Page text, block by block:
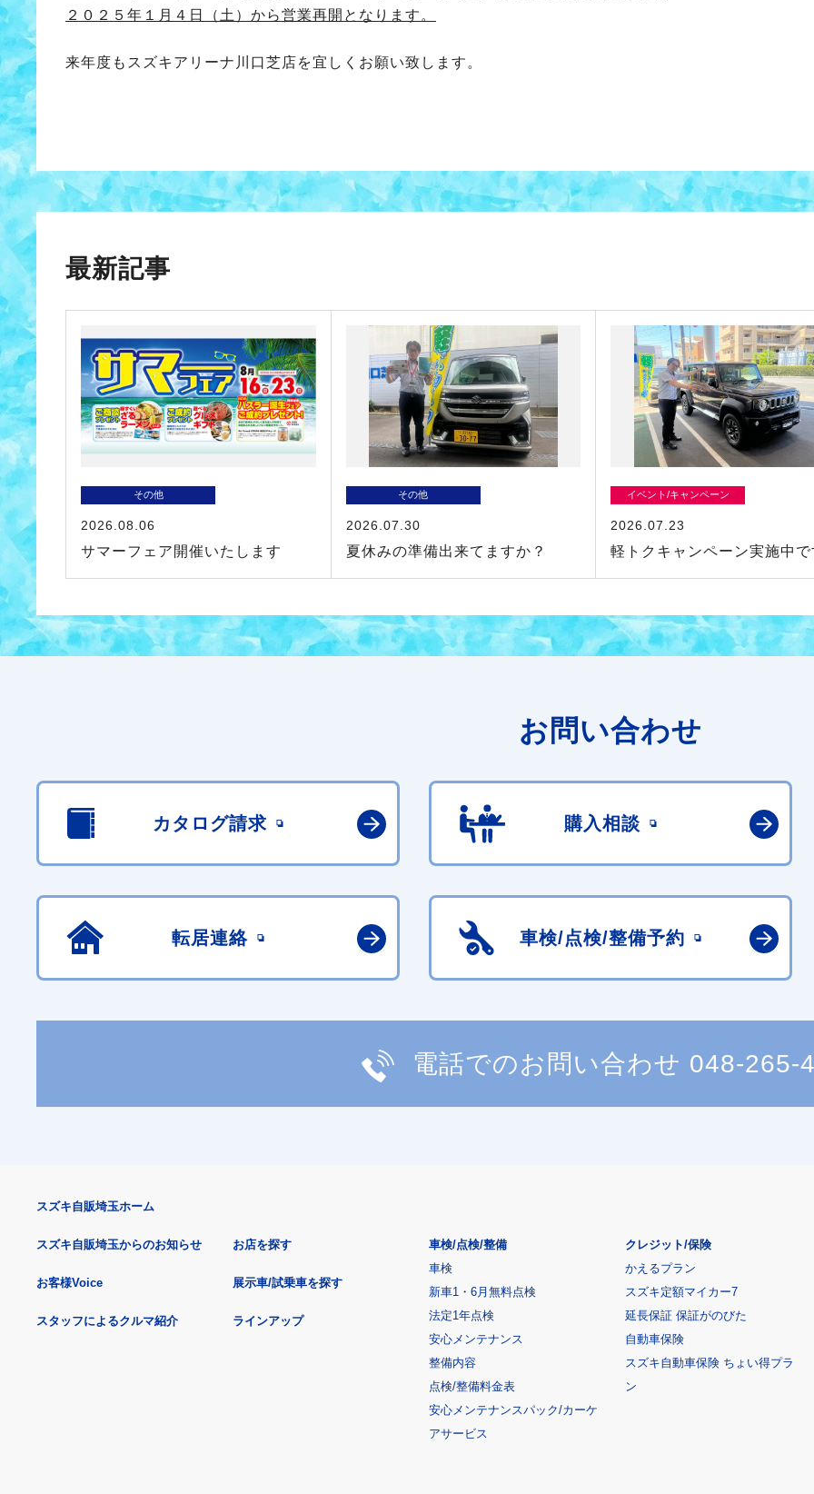
２０２５年１月４日（土）から営業再開となります。
来年度もスズキアリーナ川口芝店を宜しくお願い致します。
最新記事
その他
2026.08.06
サマーフェア開催いたします
その他
2026.07.30
夏休みの準備出来てますか？
イベント/キャンペーン
2026.07.23
軽トクキャンペーン実施中
お問い合わせ
カタログ請求 購入相談
転居連絡 車検/点検/整備予約
電話でのお問い合わせ 048-265-
スズキ自販埼玉ホーム
スズキ自販埼玉からのお知らせ
お客様Voice
スタッフによるクルマ紹介
お店を探す
展示車/試乗車を探す
ラインアップ
車検/点検/整備
車検
新車1・6月無料点検
法定1年点検
安心メンテナンス
整備内容
点検/整備料金表
安心メンテナンスパック/カーケ
アサービス
クレジット/保険
かえるプラン
スズキ定額マイカー7
延長保証 保証がのびた
自動車保険
スズキ自動車保険 ちょい得プラ
ン